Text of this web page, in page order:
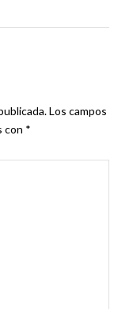
Los campos
con *